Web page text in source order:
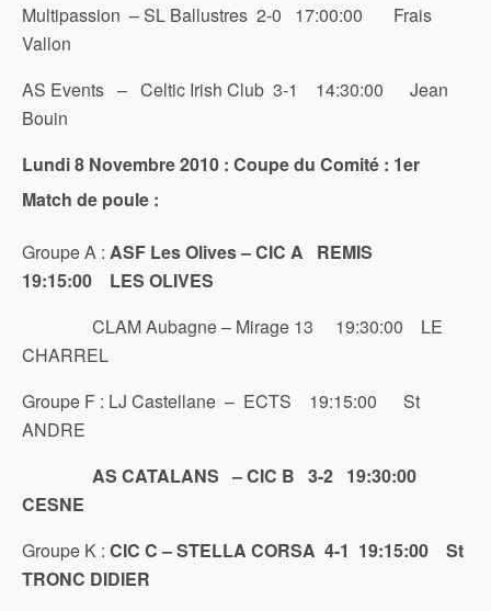
Multipassion – SL Ballustres 2-0 17:00:00 Frais
Vallon
AS Events – Celtic Irish Club 3-1 14:30:00 Jean
Bouin
Lundi 8 Novembre 2010 : Coupe du Comité : 1er
Match de poule :
Groupe A : ASF Les Olives – CIC A REMIS
19:15:00 LES OLIVES
CLAM Aubagne – Mirage 13 19:30:00 LE
CHARREL
Groupe F : LJ Castellane – ECTS 19:15:00 St
ANDRE
AS CATALANS – CIC B 3-2 19:30:00
CESNE
Groupe K : CIC C – STELLA CORSA 4-1 19:15:00 St
TRONC DIDIER